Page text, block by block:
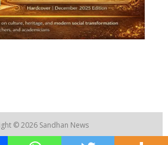
© 2026 Sandhan News